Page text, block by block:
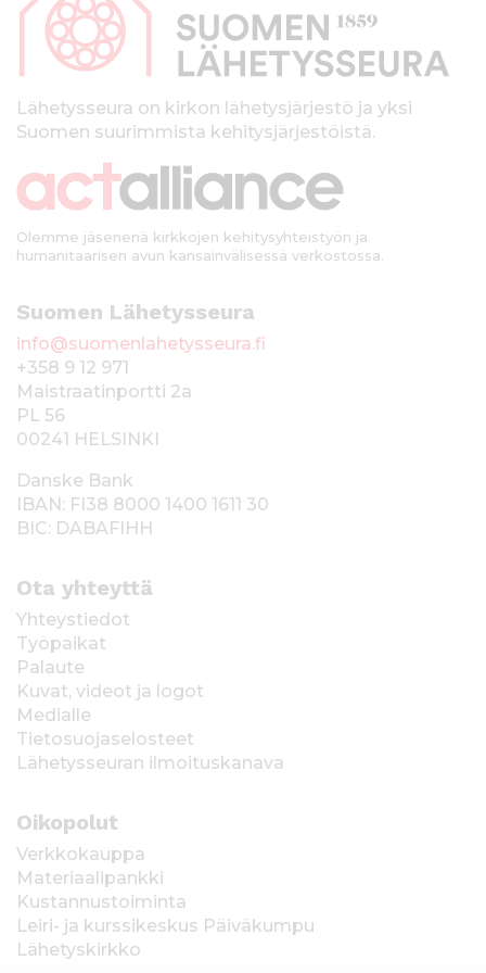
kLähetysseura on kirkon lähetysjärjestö ja yksi
Suomen suurimmista kehitysjärjestöistä.
Olemme jäsenenä kirkkojen kehitysyhteistyön ja
humanitaarisen avun kansainvälisessä verkostossa.
Suomen Lähetysseura
info@suomenlahetysseura.fi
+358 9 12 971
Maistraatinportti 2a
PL 56
00241 HELSINKI
Danske Bank
IBAN: FI38 8000 1400 1611 30
BIC: DABAFIHH
Ota yhteyttä
Yhteystiedot
Työpaikat
Palaute
Kuvat, videot ja logot
Medialle
Tietosuojaselosteet
Lähetysseuran ilmoituskanava
Oikopolut
Verkkokauppa
Materiaalipankki
Kustannustoiminta
Leiri- ja kurssikeskus Päiväkumpu
Lähetyskirkko